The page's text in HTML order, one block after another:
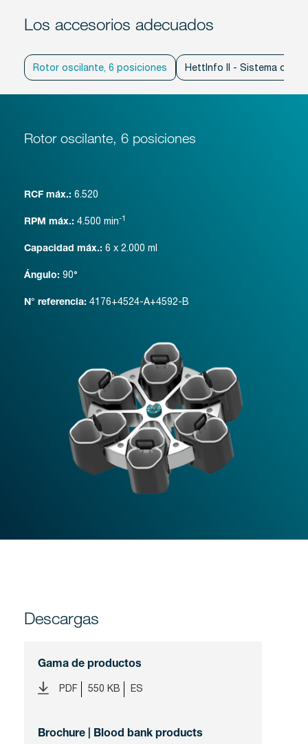
Los accesorios adecuados
Rotor oscilante, 6 posiciones HettInfo II - Sistema de
Rotor oscilante, 6 posiciones
RCF máx.: 6.520
RPM máx.: 4.500 min-1
Capacidad máx.: 6 x 2.000 ml
Ángulo: 90°
N° referencia: 4176+4524-A+4592-B
Descargas
Gama de productos
PDF 550 KB ES
Brochure | Blood bank products